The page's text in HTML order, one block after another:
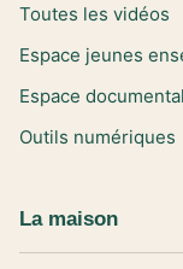
Toutes les vidéos
Espace jeunes
Espace
Outils numériques
La maison